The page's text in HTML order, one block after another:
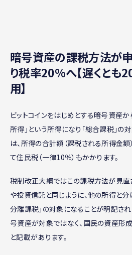
暗号資産の課税方法が
り税率20％へ【遅くと
用】
ビットコインをはじめとする暗号資産
所得」という所得になり「総合課税」の
は、所得の合計額（課税される所得金
て住民税（一律10％）もかかります。
税制改正大綱ではこの課税方法が見直
や投資信託と同じように、他の所得と
分離課税」の対象になることが明記され
号資産が対象ではなく、国民の資産形
と記載があります。